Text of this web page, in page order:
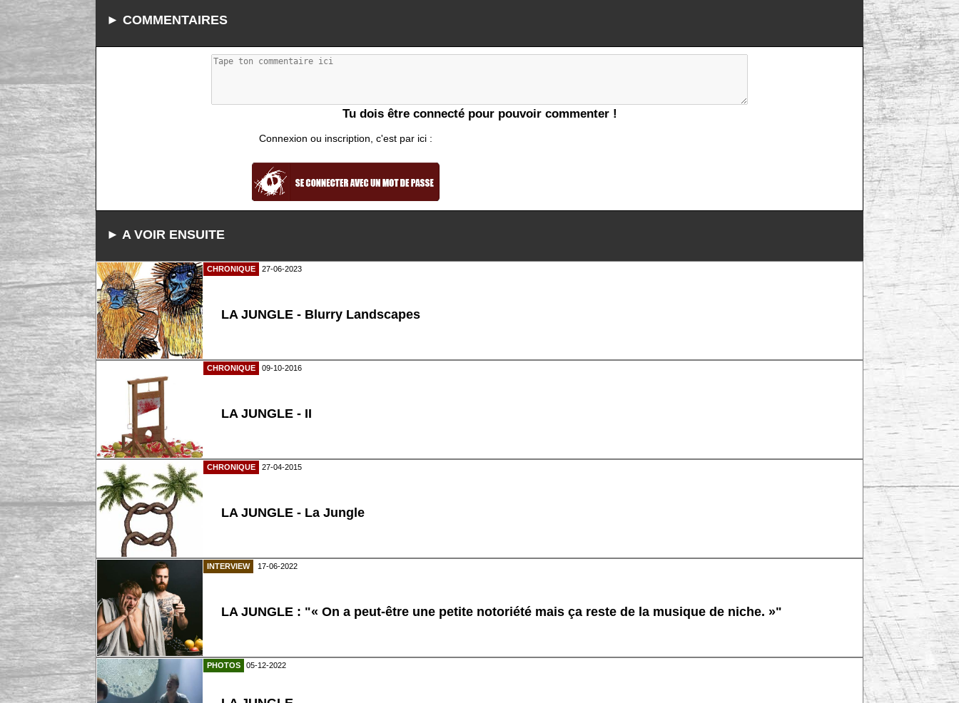
► COMMENTAIRES
Tu dois être connecté pour pouvoir commenter !
Connexion ou inscription, c'est par ici :
► A VOIR ENSUITE
CHRONIQUE 27-06-2023
LA JUNGLE - Blurry Landscapes
CHRONIQUE 09-10-2016
LA JUNGLE - II
CHRONIQUE 27-04-2015
LA JUNGLE - La Jungle
INTERVIEW 17-06-2022
LA JUNGLE : "« On a peut-être une petite notoriété mais ça reste de la musique de niche. »"
PHOTOS 05-12-2022